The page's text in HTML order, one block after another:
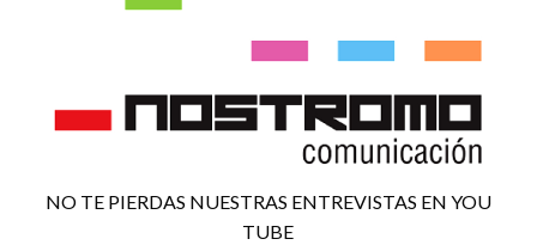
NO TE PIERDAS NUESTRAS ENTREVISTAS EN YOU
TUBE